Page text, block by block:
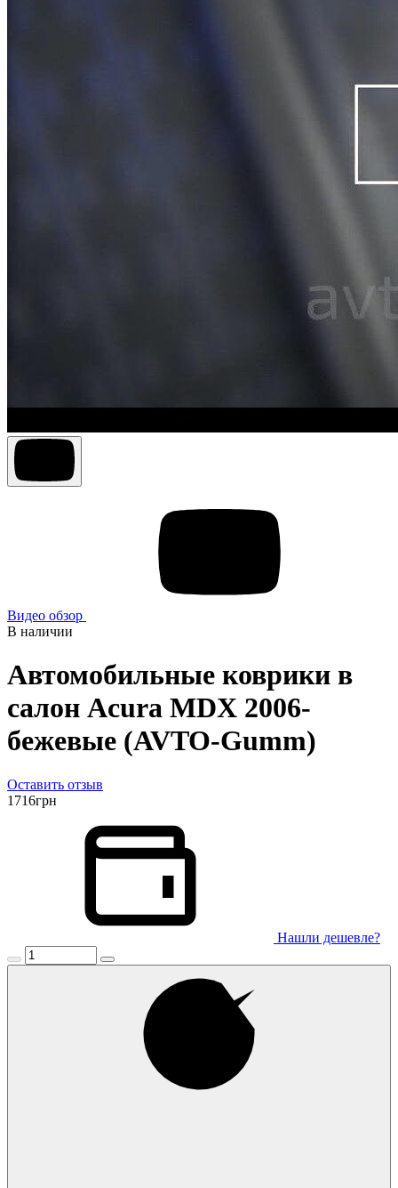
Видео обзор
В наличии
Автомобильные коврики в
салон Acura MDX 2006-
бежевые (AVTO-Gumm)
Оставить отзыв
1716грн
Нашли дешевле?